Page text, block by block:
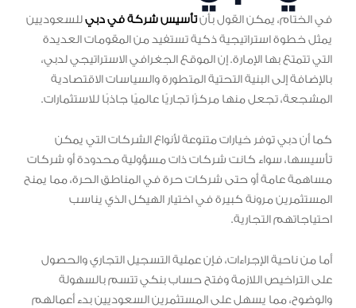
في الختام، يمكن القول بأنتأسيس شركة في دبيللسعوديين
يمثل خطوة استراتيجية ذكية تستفيد من المقومات العديدة
التي تتمتع بها الإمارة. إن الموقع الجغرافي الاستراتيجي لدبي،
بالإضافة إلى البنية التحتية المتطورة والسياسات الاقتصادية
المشجعة، تجعل منها مركزًا تجاريًا عالميًا جاذبًا للاستثمارات.
كما أن دبي توفر خيارات متنوعة لأنواع الشركات التي يمكن
تأسيسها، سواء كانت شركات ذات مسؤولية محدودة أو شركات
مساهمة عامة أو حتى شركات حرة في المناطق الحرة، مما يمنح
المستثمرين مرونة كبيرة في اختيار الهيكل الذي يناسب
احتياجاتهم التجارية.
أما من ناحية الإجراءات، فإن عملية التسجيل التجاري والحصول
على التراخيص اللازمة وفتح حساب بنكي تتسم بالسهولة
والوضوح، مما يسهل على المستثمرين السعوديين بدء أعمالهم